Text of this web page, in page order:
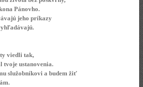
Pánovho.
jeho príkazy
viedli tak,
tvoje ustanovenia.
služobníkovi a budem žiť